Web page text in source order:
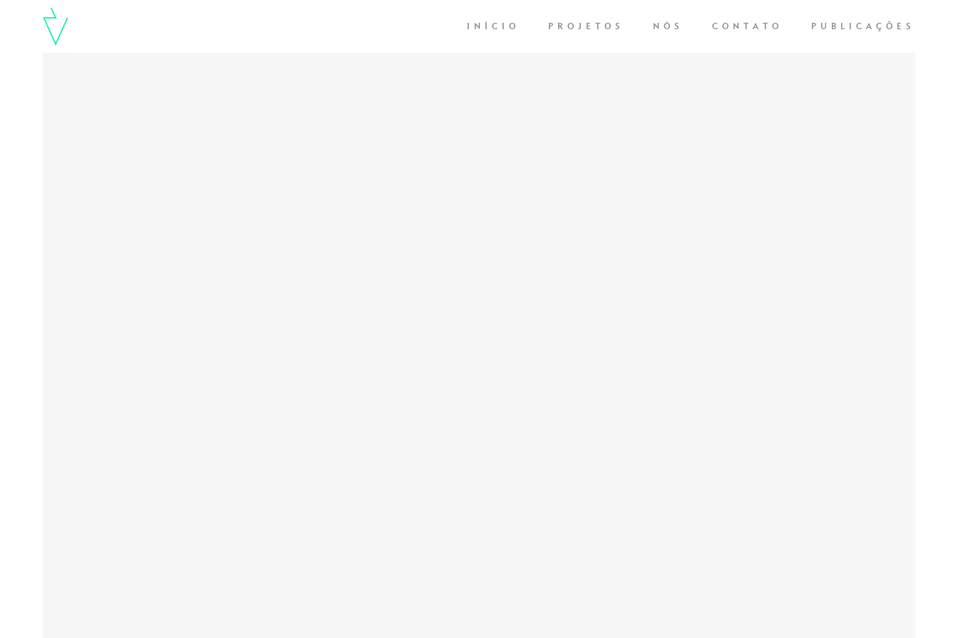
INÍCIO PROJETOS NÓS CONTATO PUBLICAÇÕES